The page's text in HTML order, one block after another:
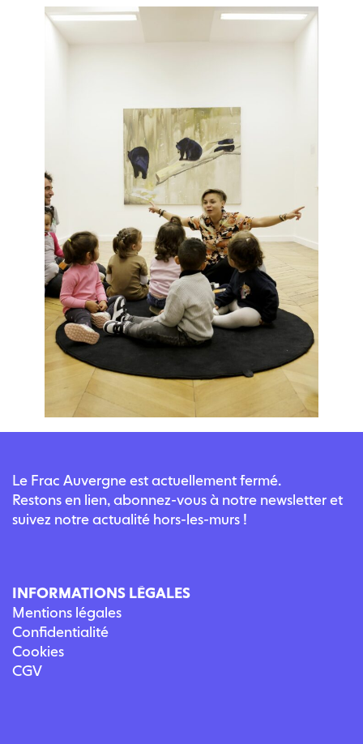
Le Frac Auvergne est actuellement fermé.
Restons en lien, abonnez-vous à notre newsletter et
suivez notre actualité hors-les-murs !
INFORMATIONS LÉGALES
Mentions légales
Confidentialité
Cookies
CGV